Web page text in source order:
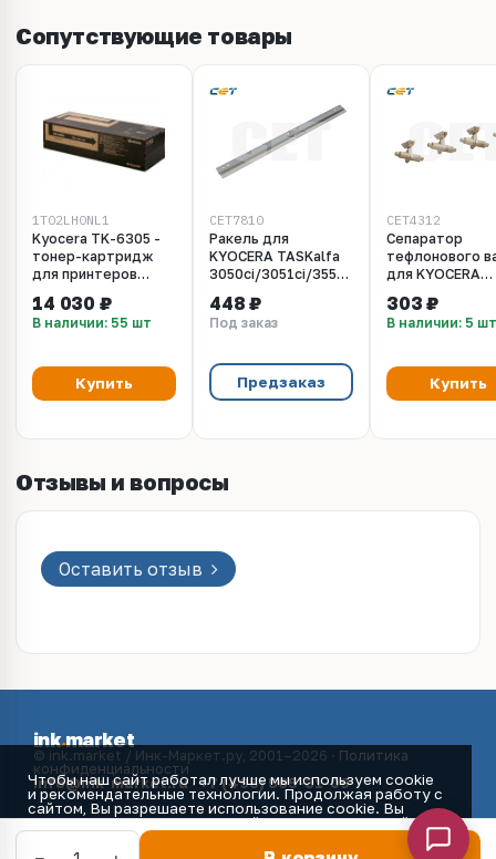
Сопутствующие товары
1T02LH0NL1
Kyocera TK-6305 -
тонер-картридж
для принтеров
3500i, TASKalfa
4500i, TASKalfa
страниц.
14 030 ₽
В наличии: 55 шт
Купить
CET7810
Ракель для
KYOCERA TASKalfa
3050ci/3051ci/3551ci/4551ci,
3500i/4500i/5500i
(CET), CET7810
448 ₽
Под заказ
Предзаказ
CET4312
Сепаратор
тефлонового
для KYOCERA
3500i/4500i/
(CET), CET4312
303 ₽
В наличии: 5 шт
Купить
Отзывы и вопросы
Оставить отзыв
ink.market
© ink.market / Инк-Маркет.ру, 2001–2026 · Политика
конфиденциальности
info@ink-market.ru·+7 (495) 565-31-09
Чтобы наш сайт работал лучше мы используем cookie
и рекомендательные технологии. Продолжая работу с
сайтом, Вы разрешаете использование cookie. Вы
всегда можете отключить файлы cookie в настройках
Вашего браузера.